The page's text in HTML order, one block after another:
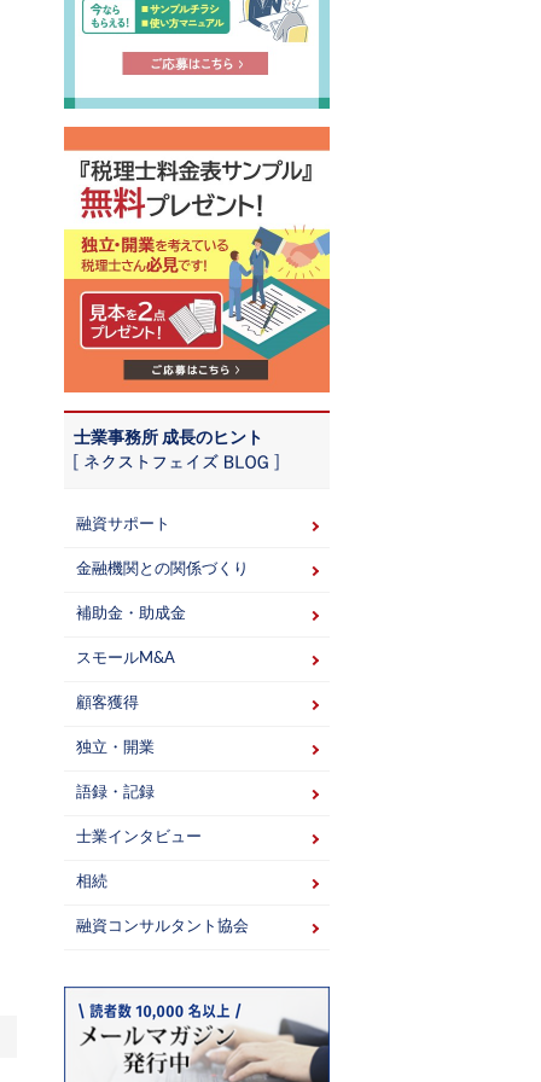
士業事務所 成長のヒント
融資サポート
金融機関との関係づくり
補助金・助成金
スモールM&A
顧客獲得
独立・開業
語録・記録
士業インタビュー
相続
融資コンサルタント協会